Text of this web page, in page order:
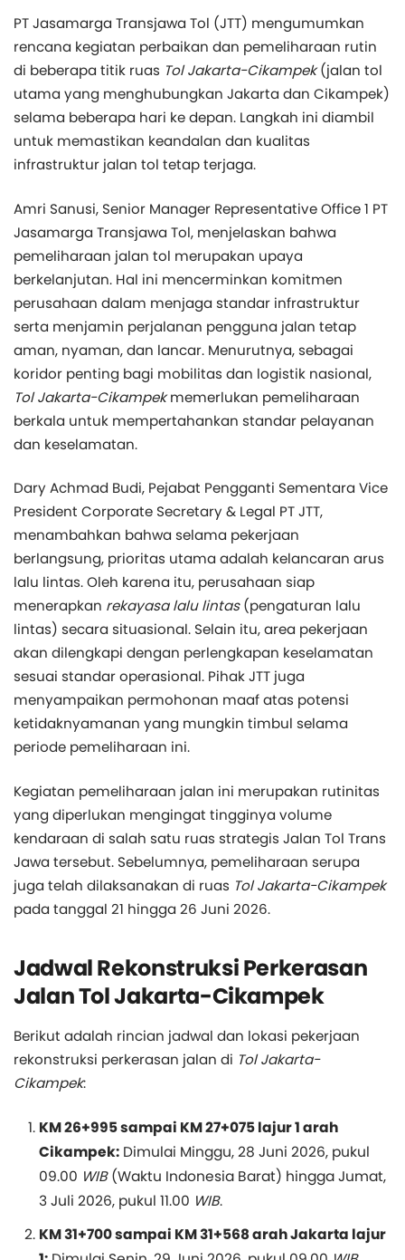
PT Jasamarga Transjawa Tol (JTT) mengumumkan
rencana kegiatan perbaikan dan pemeliharaan rutin
di beberapa titik ruas Tol Jakarta-Cikampek(jalan tol
utama yang menghubungkan Jakarta dan Cikampek)
selama beberapa hari ke depan. Langkah ini diambil
untuk memastikan keandalan dan kualitas
infrastruktur jalan tol tetap terjaga.
Amri Sanusi, Senior Manager Representative Office 1 PT
Jasamarga Transjawa Tol, menjelaskan bahwa
pemeliharaan jalan tol merupakan upaya
berkelanjutan. Hal ini mencerminkan komitmen
perusahaan dalam menjaga standar infrastruktur
serta menjamin perjalanan pengguna jalan tetap
aman, nyaman, dan lancar. Menurutnya, sebagai
koridor penting bagi mobilitas dan logistik nasional,
Tol Jakarta-Cikampekmemerlukan pemeliharaan
berkala untuk mempertahankan standar pelayanan
dan keselamatan.
Dary Achmad Budi, Pejabat Pengganti Sementara Vice
President Corporate Secretary & Legal PT JTT,
menambahkan bahwa selama pekerjaan
berlangsung, prioritas utama adalah kelancaran arus
lalu lintas. Oleh karena itu, perusahaan siap
menerapkan rekayasa lalu lintas(pengaturan lalu
lintas) secara situasional. Selain itu, area pekerjaan
akan dilengkapi dengan perlengkapan keselamatan
sesuai standar operasional. Pihak JTT juga
menyampaikan permohonan maaf atas potensi
ketidaknyamanan yang mungkin timbul selama
periode pemeliharaan ini.
Kegiatan pemeliharaan jalan ini merupakan rutinitas
yang diperlukan mengingat tingginya volume
kendaraan di salah satu ruas strategis Jalan Tol Trans
Jawa tersebut. Sebelumnya, pemeliharaan serupa
juga telah dilaksanakan di ruas Tol Jakarta-Cikampek
pada tanggal 21 hingga 26 Juni 2026.
Jadwal Rekonstruksi Perkerasan
Jalan Tol Jakarta-Cikampek
Berikut adalah rincian jadwal dan lokasi pekerjaan
rekonstruksi perkerasan jalan di Tol Jakarta-
Cikampek:
KM 26+995 sampai KM 27+075 lajur 1 arah
Cikampek: Dimulai Minggu, 28 Juni 2026, pukul
09.00 WIB(Waktu Indonesia Barat) hingga Jumat,
3 Juli 2026, pukul 11.00 WIB.
KM 31+700 sampai KM 31+568 arah Jakarta lajur